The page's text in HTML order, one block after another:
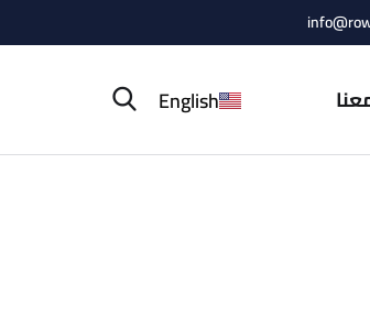
English